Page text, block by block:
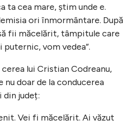
cea mare, știm unde e.
ori înmormântare. După
fii măcelărit, tâmpitule care
puternic, vom vedea”.
lui Cristian Codreanu,
nu doar de la conducerea
din județ:
Vei fi măcelărit. Ai văzut